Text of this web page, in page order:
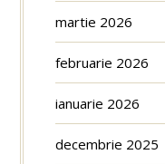
martie 2026
februarie 2026
ianuarie 2026
decembrie 2025